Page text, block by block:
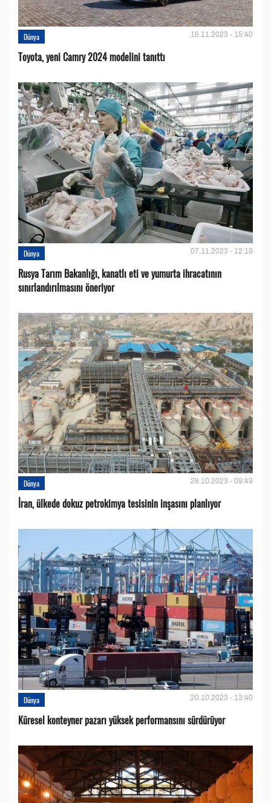
Dünya 16.11.2023 - 15:40
Toyota, yeni Camry 2024 modelini tanıttı
Dünya 07.11.2023 - 12:19
Rusya Tarım Bakanlığı, kanatlı eti ve yumurta ihracatının
sınırlandırılmasını öneriyor
Dünya 28.10.2023 - 09:49
İran, ülkede dokuz petrokimya tesisinin inşasını planlıyor
Dünya 20.10.2023 - 13:40
Küresel konteyner pazarı yüksek performansını sürdürüyor